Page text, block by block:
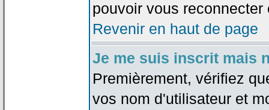
pouvoir vous
Revenir en haut de page
Je me suis inscrit mais
Premièrement, vérifiez
vos nom d'utilisateur et